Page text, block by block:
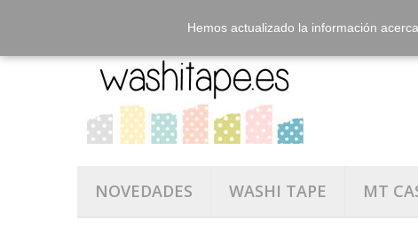
NOVEDADES WASHI TAPE MT
Hemos actualizado la información